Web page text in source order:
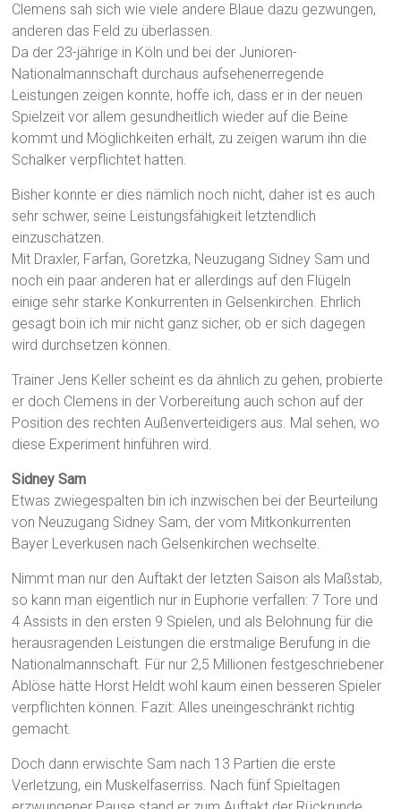
Clemens sah sich wie viele andere Blaue dazu gezwungen,
anderen das Feld zu überlassen.
Da der 23-jährige in Köln und bei der Junioren-
Nationalmannschaft durchaus aufsehenerregende
Leistungen zeigen konnte, hoffe ich, dass er in der neuen
Spielzeit vor allem gesundheitlich wieder auf die Beine
kommt und Möglichkeiten erhält, zu zeigen warum ihn die
Schalker verpflichtet hatten.
Bisher konnte er dies nämlich noch nicht, daher ist es auch
sehr schwer, seine Leistungsfähigkeit letztendlich
einzuschätzen.
Mit Draxler, Farfan, Goretzka, Neuzugang Sidney Sam und
noch ein paar anderen hat er allerdings auf den Flügeln
einige sehr starke Konkurrenten in Gelsenkirchen. Ehrlich
gesagt boin ich mir nicht ganz sicher, ob er sich dagegen
wird durchsetzen können.
Trainer Jens Keller scheint es da ähnlich zu gehen, probierte
er doch Clemens in der Vorbereitung auch schon auf der
Position des rechten Außenverteidigers aus. Mal sehen, wo
diese Experiment hinführen wird.
Sidney Sam
Etwas zwiegespalten bin ich inzwischen bei der Beurteilung
von Neuzugang Sidney Sam, der vom Mitkonkurrenten
Bayer Leverkusen nach Gelsenkirchen wechselte.
Nimmt man nur den Auftakt der letzten Saison als Maßstab,
so kann man eigentlich nur in Euphorie verfallen: 7 Tore und
4 Assists in den ersten 9 Spielen, und als Belohnung für die
herausragenden Leistungen die erstmalige Berufung in die
Nationalmannschaft. Für nur 2,5 Millionen festgeschriebener
Ablöse hätte Horst Heldt wohl kaum einen besseren Spieler
verpflichten können. Fazit: Alles uneingeschränkt richtig
gemacht.
Doch dann erwischte Sam nach 13 Partien die erste
Verletzung, ein Muskelfaserriss. Nach fünf Spieltagen